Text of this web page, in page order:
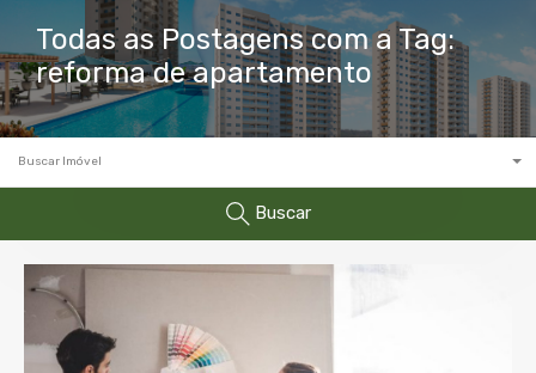
Todas as Postagens com a Tag:
reforma de apartamento
Buscar Imóvel
Buscar